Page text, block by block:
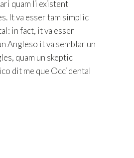
quam li existent
It va esser tam simplic
in fact, it va esser
Angleso it va semblar un
quam un skeptic
dit me que Occidental